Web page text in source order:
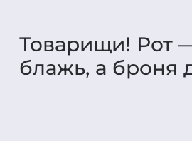
Товарищи! Рот
блажь, а броня